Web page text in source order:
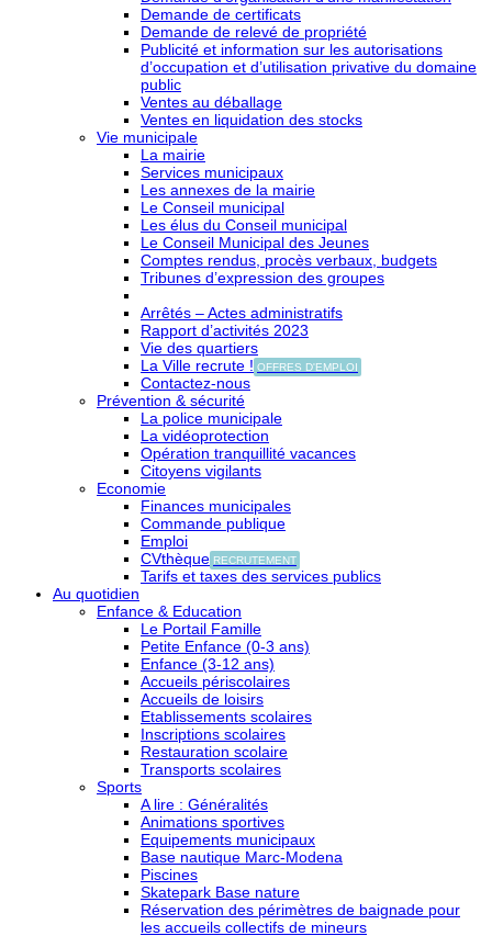
Demande de certificats
Demande de relevé de propriété
Publicité et information sur les autorisations
d’occupation et d’utilisation privative du domaine
public
Ventes au déballage
Ventes en liquidation des stocks
Vie municipale
La mairie
Services municipaux
Les annexes de la mairie
Le Conseil municipal
Les élus du Conseil municipal
Le Conseil Municipal des Jeunes
Comptes rendus, procès verbaux, budgets
Tribunes d’expression des groupes
Arrêtés – Actes administratifs
Rapport d’activités 2023
Vie des quartiers
La Ville recrute ! OFFRES D'EMPLOI
Contactez-nous
Prévention & sécurité
La police municipale
La vidéoprotection
Opération tranquillité vacances
Citoyens vigilants
Economie
Finances municipales
Commande publique
Emploi
CVthèque RECRUTEMENT
Tarifs et taxes des services publics
Au quotidien
Enfance & Education
Le Portail Famille
Petite Enfance (0-3 ans)
Enfance (3-12 ans)
Accueils périscolaires
Accueils de loisirs
Etablissements scolaires
Inscriptions scolaires
Restauration scolaire
Transports scolaires
Sports
A lire : Généralités
Animations sportives
Equipements municipaux
Base nautique Marc-Modena
Piscines
Skatepark Base nature
Réservation des périmètres de baignade pour
les accueils collectifs de mineurs